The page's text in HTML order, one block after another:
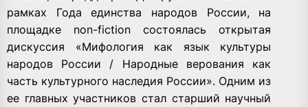
рамках Года единства народов России, на
площадке non-fiction состоялась открытая
дискуссия «Мифология как язык культуры
народов России / Народные верования как
часть культурного наследия России». Одним из
ее главных участников стал старший научный